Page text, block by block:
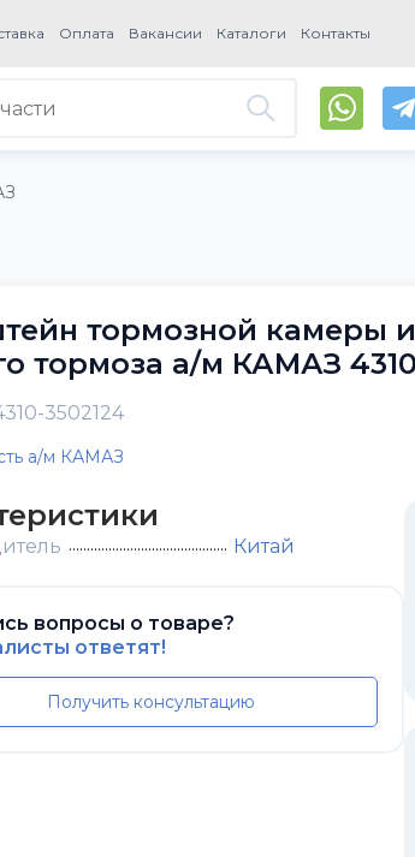
Оплата Вакансии Каталоги Контакты
тормозной камеры
тормоза а/м КАМАЗ
3502124
а/м КАМАЗ
Китай
вопросы о товаре?
ответят!
Получить консультацию